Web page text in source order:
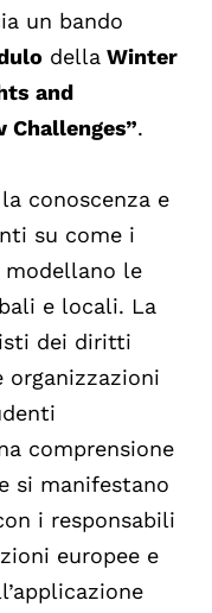
un bando
della Winter
and
Challenges”.
conoscenza e
su come i
le
e locali. La
dei diritti
organizzazioni
comprensione
si manifestano
i responsabili
europee e